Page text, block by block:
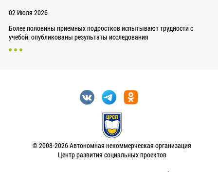
02 Июля 2026
Более половины приемных подростков испытывают трудности с
учебой: опубликованы результаты исследования
© 2008-2026 Автономная некоммерческая организация
Центр развития социальных проектов